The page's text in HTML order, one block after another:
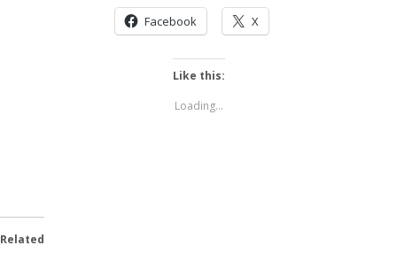
Facebook X
Like this:
Loading...
Related